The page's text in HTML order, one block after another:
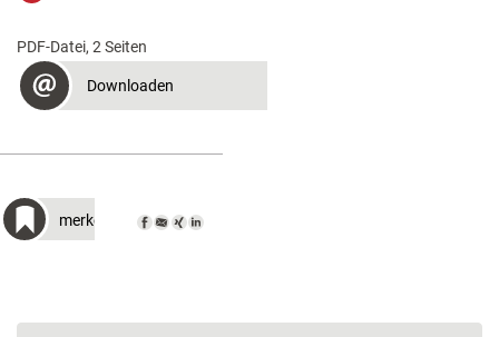
PDF-Datei, 2 Seiten
Downloaden
merken